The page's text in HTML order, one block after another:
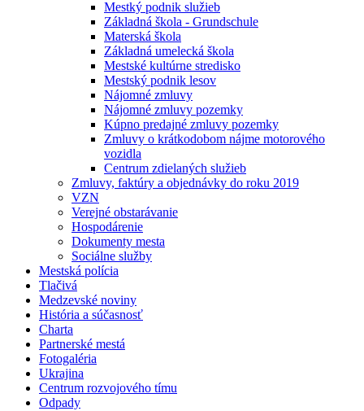
Mestký podnik služieb
Základná škola - Grundschule
Materská škola
Základná umelecká škola
Mestské kultúrne stredisko
Mestský podnik lesov
Nájomné zmluvy
Nájomné zmluvy pozemky
Kúpno predajné zmluvy pozemky
Zmluvy o krátkodobom nájme motorového
vozidla
Centrum zdielaných služieb
Zmluvy, faktúry a objednávky do roku 2019
VZN
Verejné obstarávanie
Hospodárenie
Dokumenty mesta
Sociálne služby
Mestská polícia
Tlačivá
Medzevské noviny
História a súčasnosť
Charta
Partnerské mestá
Fotogaléria
Ukrajina
Centrum rozvojového tímu
Odpady